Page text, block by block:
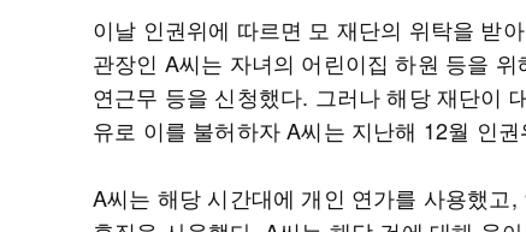
이날 인권위에 따르면 모 재단의 위탁을 받
관장인 A씨는 자녀의 어린이집 하원 등을
연근무 등을 신청했다. 그러나 해당 재단이
유로 이를 불허하자 A씨는 지난해 12월 인
A씨는 해당 시간대에 개인 연가를 사용했고